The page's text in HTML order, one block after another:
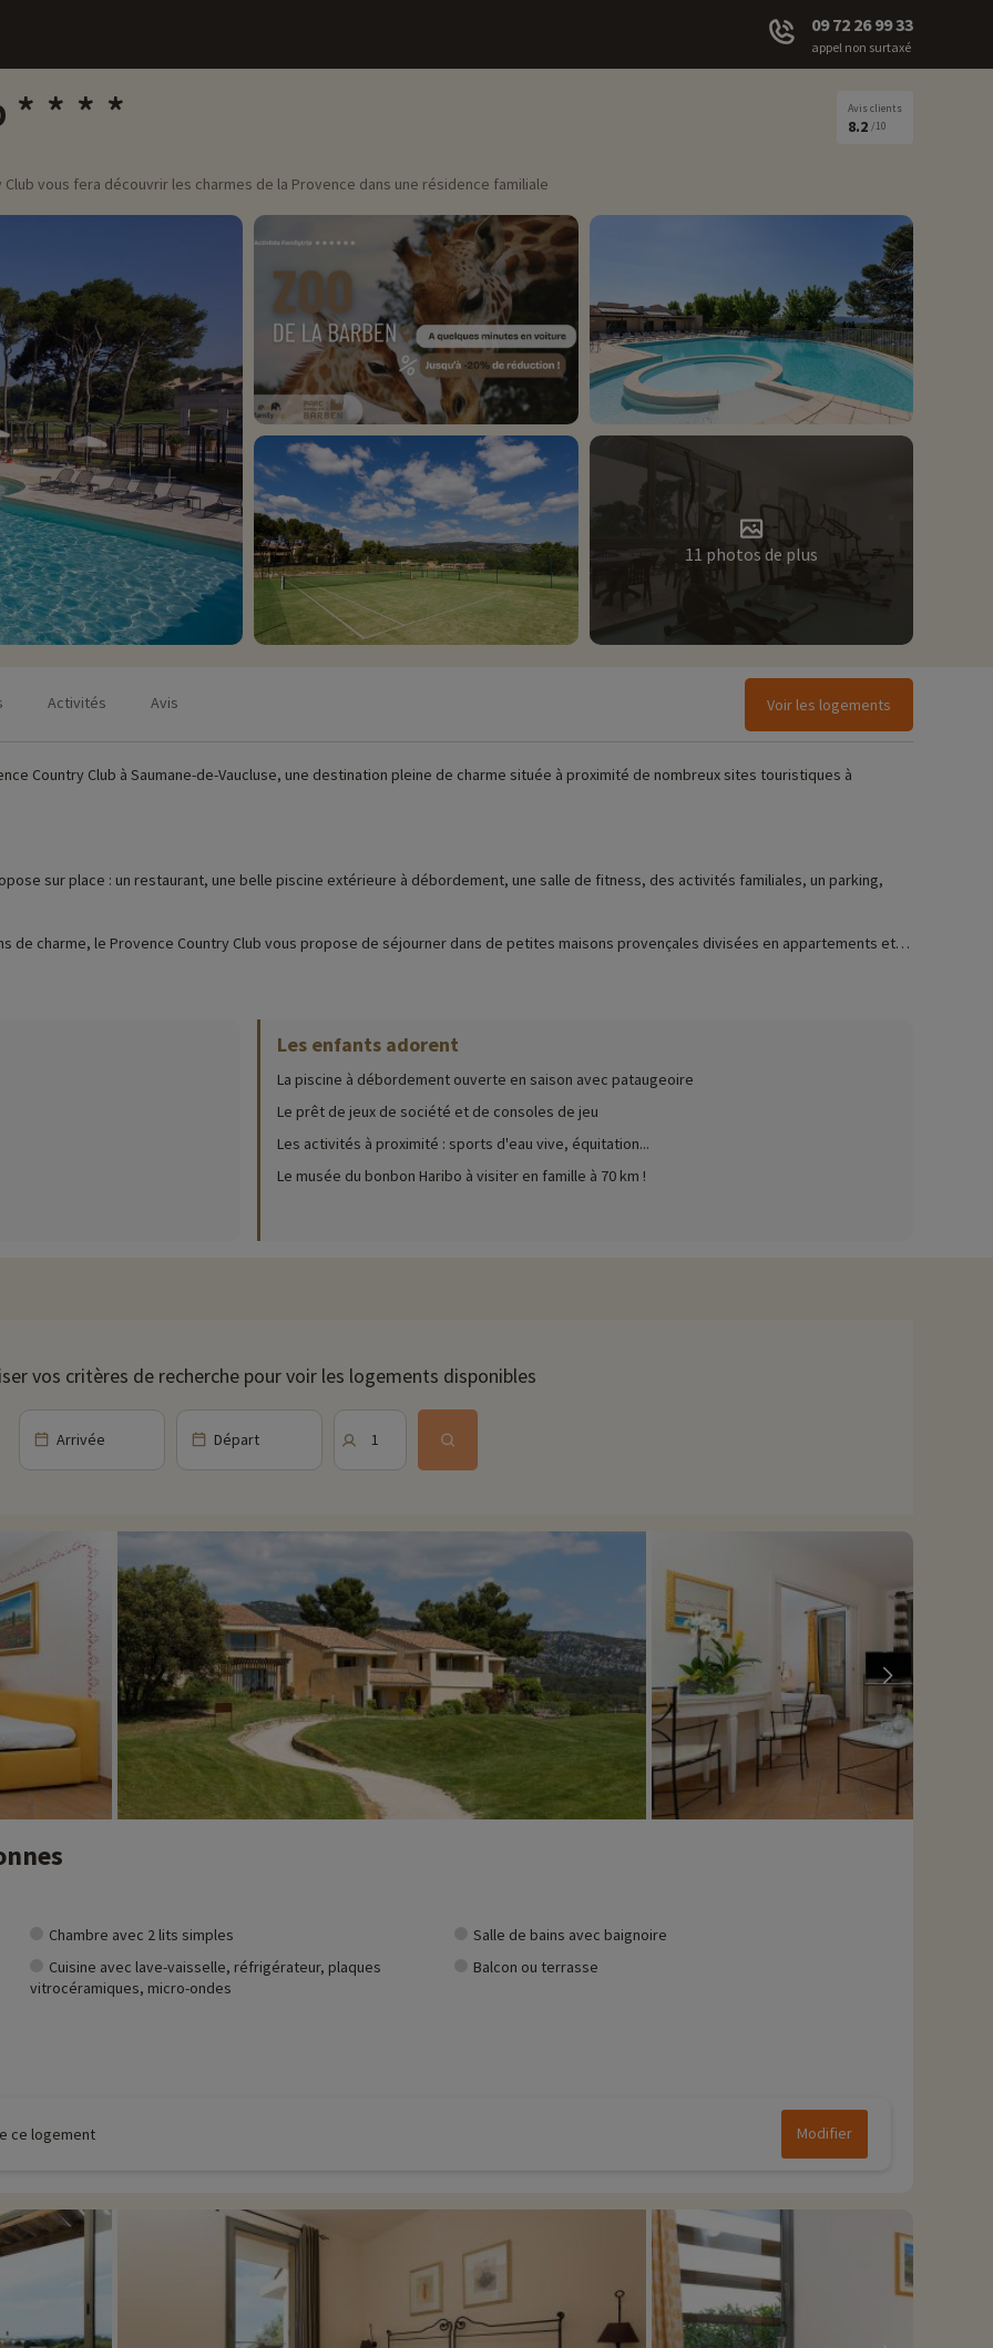
09 72 26 99 33
appel non surtaxé
Avis clients
8.2 /10
vous fera découvrir les charmes de la Provence dans une résidence familiale
11 photos de plus
Activités Avis Voir les logements
Country Club à Saumane-de-Vaucluse, une destination pleine de charme située à proximité de nombreux sites touristiques à
sur place : un restaurant, une belle piscine extérieure à débordement, une salle de fitness, des activités familiales, un parking,
de charme, le Provence Country Club vous propose de séjourner dans de petites maisons provençales divisées en appartements et
!
(date d'ouverture, âge pour les club, contenu du pack bébé...),
à débordement avec une pataugeoire pour les jeunes enfants ainsi que des transats et parasols pour parfaire votre bronzage.
au golf ou encore à la salle de fitness.
avec son bar et son restaurant : idéal pour des séjours en famille placés sous le signe de la détente. Vous dégusterez une cuisine
à visiter. L'un des points forts de Saumane-de-Vaucluse est le château de Saumane, un magnifique château médiéval situé au
un aperçu de l'histoire de la région, mais également des expositions d'art contemporain et des concerts en été. Aux environs de
sites d'intérêt tels que des villes et villages l'Isle-sur-la-Sorgue, Gordes... Vous pourrez également découvrir l'Abbaye de Sénanque,
de lavande en été, offrant un cadre paisible et pittoresque. Ou encore les ocres de Roussillon, un site naturel
paysages uniques et fascinants à explorer à pied ou en voiture.
des spectacles et des animations pour toute la famille. Pour vos activités aquatiques, ne manquez pas Wave Island, situé à 14 km et
famille à proximité de nos hébergements : zoo, aquarium...Si nous avons déjà négocié des activités, elles sont réservables avec
et vous pouvez les découvriren cliquant ici !
Les enfants adorent
La piscine à débordement ouverte en saison avec pataugeoire
Le prêt de jeux de société et de consoles de jeu
Les activités à proximité : sports d'eau vive, équitation...
Le musée du bonbon Haribo à visiter en famille à 70 km !
vos critères de recherche pour voir les logements disponibles
Arrivée Départ 1
Chambre avec 2 lits simples
Salle de bains avec baignoire
Cuisine avec lave-vaisselle, réfrigérateur, plaques
vitrocéramiques, micro-ondes
Balcon ou terrasse
ce logement Modifier